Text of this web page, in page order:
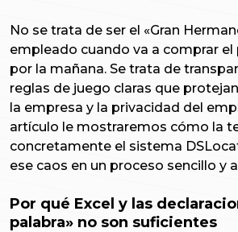
No se trata de ser el «Gran
empleado cuando va a comprar el
por la mañana. Se trata de
reglas de juego claras que
la empresa y la privacidad del
artículo le mostraremos cómo la
concretamente el sistema
ese caos en un proceso sencillo y
Por qué Excel y las
palabra» no son suficientes